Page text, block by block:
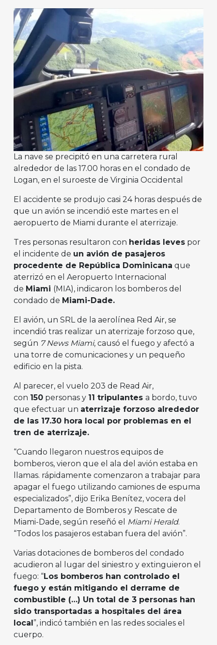
La nave se precipitó en una carretera rural
alrededor de las 17.00 horas en el condado de
Logan, en el suroeste de Virginia Occidental
El accidente se produjo casi 24 horas después de
que un avión se incendió este martes en el
aeropuerto de Miami durante el aterrizaje.
Tres personas resultaron con heridas leves por
el incidente de un avión de pasajeros
procedente de República Dominicana que
aterrizó en el Aeropuerto Internacional
de Miami (MIA), indicaron los bomberos del
condado de Miami-Dade.
El avión, un SRL de la aerolínea Red Air, se
incendió tras realizar un aterrizaje forzoso que,
según 7 News Miami, causó el fuego y afectó a
una torre de comunicaciones y un pequeño
edificio en la pista.
Al parecer, el vuelo 203 de Read Air,
con 150 personas y 11 tripulantes a bordo, tuvo
que efectuar un aterrizaje forzoso alrededor
de las 17.30 hora local por problemas en el
tren de aterrizaje.
“Cuando llegaron nuestros equipos de
bomberos, vieron que el ala del avión estaba en
llamas. rápidamente comenzaron a trabajar para
apagar el fuego utilizando camiones de espuma
especializados”, dijo Erika Benítez, vocera del
Departamento de Bomberos y Rescate de
Miami-Dade, según reseñó el
Miami Herald.
“Todos los pasajeros estaban fuera del avión”.
Varias dotaciones de bomberos del condado
acudieron al lugar del siniestro y extinguieron el
fuego: “Los bomberos han controlado el
fuego y están mitigando el derrame de
combustible (…) Un total de 3 personas han
sido transportadas a hospitales del área
local ”, indicó también en las redes sociales el
cuerpo.